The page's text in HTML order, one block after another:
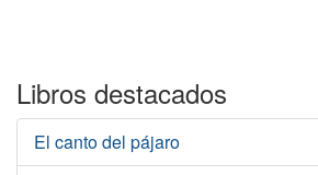
Libros destacados
El canto del pájaro